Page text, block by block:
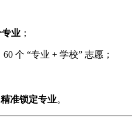
业 ；
个 “专业 + 学校” 志愿；
准锁定专业。